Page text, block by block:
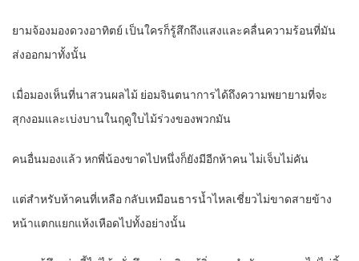
ยามจ้องมองดวงอาทิตย์ เป็นใครก็รู้สึกถึงแสงและคลื่นความร้อนที่มัน
ส่งออกมาทั้งนั้น
เมื่อมองเห็นที่นาสวนผลไม้ ย่อมจินตนาการได้ถึงความพยายามที่จะ
สุกงอมและเบ่งบานในฤดูใบไม้ร่วงของพวกมัน
คนอื่นมองแล้ว หกพี่น้องขาดไปหนึ่งก็ยังมีอีกห้าคน ไม่เจ็บไม่คัน
แต่สำหรับห้าคนที่เหลือ กลับเหมือนธารน้ำไหลเชี่ยวไม่ขาดสายข้าง
หน้าแตกแยกแห้งเหือดไปทั้งอย่างนั้น